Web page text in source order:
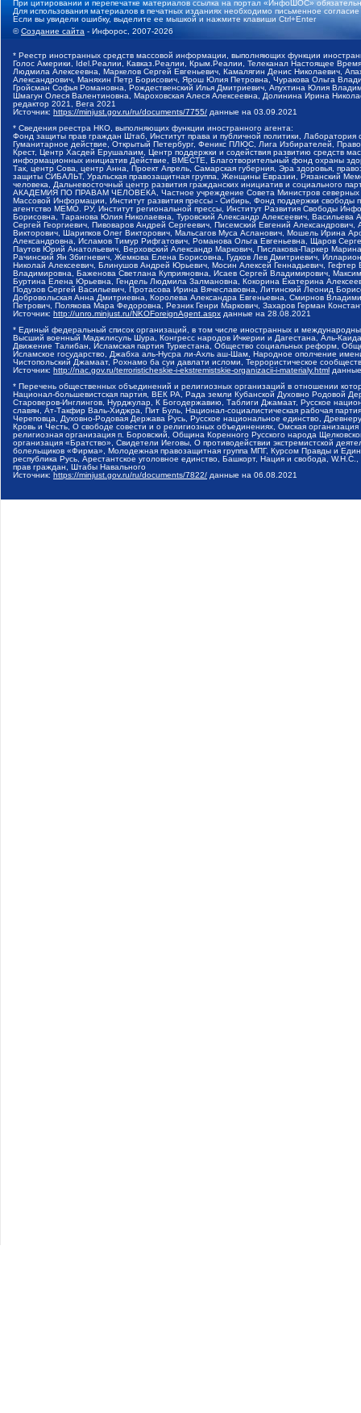
При цитировании и перепечатке материалов ссылка на портал «ИнфоШОС»
Для использования материалов в печатных изданиях необходимо письменное
Если вы увидели ошибку, выделите ее мышкой и нажмите клавиши Ctrl+Enter
©Создание сайта - Инфорос, 2007-2026
* Реестр иностранных средств массовой информации, выполняющих функции
Голос Америки, Idel.Реалии, Кавказ.Реалии, Крым.Реалии, Телеканал Настоящее
Людмила Алексеевна, Маркелов Сергей Евгеньевич, Камалягин Денис Николаевич,
Александрович, Маняхин Петр Борисович, Ярош Юлия Петровна, Чуракова Ольга
Гройсман Софья Романовна, Рождественский Илья Дмитриевич, Апухтина Юлия
Шмагун Олеся Валентиновна, Мароховская Алеся Алексеевна, Долинина Ирина
редактор 2021, Вега 2021
Источник: https://minjust.gov.ru/ru/documents/7755/ данные на 03.09.2021
* Сведения реестра НКО, выполняющих функции иностранного агента:
Фонд защиты прав граждан Штаб, Институт права и публичной политики,
Гуманитарное действие, Открытый Петербург, Феникс ПЛЮС, Лига Избирателей,
Крест, Центр Хасдей Ерушалаим, Центр поддержки и содействия развитию средств
информационных инициатив Действие, ВМЕСТЕ, Благотворительный фонд охраны
Так, центр Сова, центр Анна, Проект Апрель, Самарская губерния, Эра здоровья,
защиты СИБАЛЬТ, Уральская правозащитная группа, Женщины Евразии, Рязанский
человека, Дальневосточный центр развития гражданских инициатив и социального
АКАДЕМИЯ ПО ПРАВАМ ЧЕЛОВЕКА, Частное учреждение Совета Министров северных
Массовой Информации, Институт развития прессы - Сибирь, Фонд поддержки
агентство МЕМО. РУ, Институт региональной прессы, Институт Развития Свободы
Борисовна, Таранова Юлия Николаевна, Туровский Александр Алексеевич,
Сергей Георгиевич, Пивоваров Андрей Сергеевич, Писемский Евгений
Викторович, Шарипков Олег Викторович, Мальсагов Муса Асланович, Мошель Ирина
Александровна, Исламов Тимур Рифгатович, Романова Ольга Евгеньевна, Щаров
Паутов Юрий Анатольевич, Верховский Александр Маркович, Пислакова-Паркер
Рачинский Ян Збигневич, Жемкова Елена Борисовна, Гудков Лев Дмитриевич,
Николай Алексеевич, Блинушов Андрей Юрьевич, Мосин Алексей Геннадьевич,
Владимировна, Баженова Светлана Куприяновна, Исаев Сергей Владимирович,
Буртина Елена Юрьевна, Гендель Людмила Залмановна, Кокорина Екатерина
Подузов Сергей Васильевич, Протасова Ирина Вячеславовна, Литинский Леонид
Добровольская Анна Дмитриевна, Королева Александра Евгеньевна, Смирнов
Петрович, Полякова Мара Федоровна, Резник Генри Маркович, Захаров Герман
Источник: http://unro.minjust.ru/NKOForeignAgent.aspx данные на 28.08.2021
* Единый федеральный список организаций, в том числе иностранных и
Высший военный Маджлисуль Шура, Конгресс народов Ичкерии и Дагестана, Аль-
Движение Талибан, Исламская партия Туркестана, Общество социальных реформ,
Исламское государство, Джабха аль-Нусра ли-Ахль аш-Шам, Народное ополчение
Чистопольский Джамаат, Рохнамо ба суи давлати исломи, Террористическое
Источник: http://nac.gov.ru/terroristicheskie-i-ekstremistskie-organizacii-i-materialy.html
* Перечень общественных объединений и религиозных организаций в отношении
Национал-большевистская партия, ВЕК РА, Рада земли Кубанской Духовно Родовой
Староверов-Инглингов, Нурджулар, К Богодержавию, Таблиги Джамаат, Русское
славян, Ат-Такфир Валь-Хиджра, Пит Буль, Национал-социалистическая рабочая
Череповца, Духовно-Родовая Держава Русь, Русское национальное единство,
Кровь и Честь, О свободе совести и о религиозных объединениях, Омская
религиозная организация п. Боровский, Община Коренного Русского народа
организация «Братство», Свидетели Иеговы, О противодействии экстремистской
болельщиков «Фирма», Молодежная правозащитная группа МПГ, Курсом Правды и
республика Русь, Арестантское уголовное единство, Башкорт, Нация и свобода,
прав граждан, Штабы Навального
Источник: https://minjust.gov.ru/ru/documents/7822/ данные на 06.08.2021